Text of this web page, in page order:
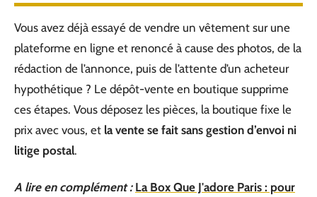
Vous avez déjà essayé de vendre un vêtement sur une
plateforme en ligne et renoncé à cause des photos, de la
rédaction de l’annonce, puis de l’attente d’un acheteur
hypothétique ? Le dépôt-vente en boutique supprime
ces étapes. Vous déposez les pièces, la boutique fixe le
prix avec vous, et la vente se fait sans gestion d’envoi ni
litige postal.
A lire en complément : La Box Que J'adore Paris : pour